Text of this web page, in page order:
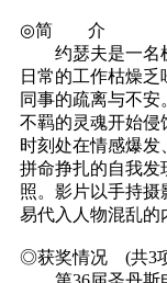
◎简 介
约瑟夫是一名机
日常的工作枯燥
同事的疏离与不
不羁的灵魂开始侵
时刻处在情感爆发
拼命挣扎的自我发
照。影片以手持摄
易代入人物混乱的
◎获奖情况 (共3